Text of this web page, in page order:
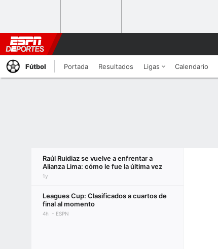
Fútbol Portada Resultados Ligas Calendario
Raúl Ruidiaz se vuelve a enfrentar a
Alianza Lima: cómo le fue la última vez
1y
Leagues Cup: Clasificados a cuartos de
final al momento
4h ESPN